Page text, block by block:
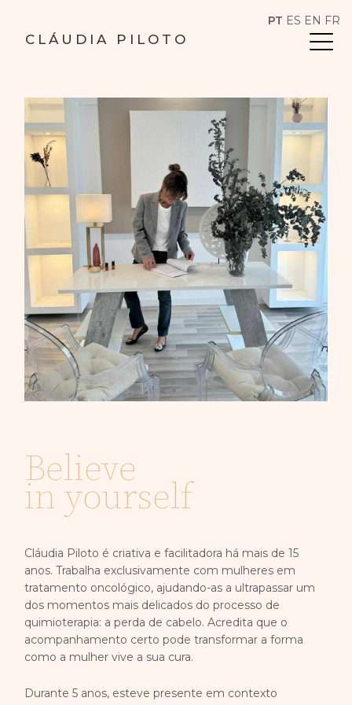
CLÁUDIA PILOTO
Believe
in yourself
Cláudia Piloto é criativa e facilitadora há mais de 15
anos. Trabalha exclusivamente com mulheres em
tratamento oncológico, ajudando-as a ultrapassar um
dos momentos mais delicados do processo de
quimioterapia: a perda de cabelo. Acredita que o
acompanhamento certo pode transformar a forma
como a mulher vive a sua cura.
Durante 5 anos, esteve presente em contexto
PT ES EN FR